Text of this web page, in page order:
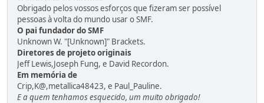
Obrigado pelos vossos esforços que fizeram ser possível
pessoas à volta do mundo usar o SMF.
O pai fundador do SMF
Unknown W. "[Unknown]" Brackets.
Diretores de projeto originais
Jeff Lewis,Joseph Fung, e David Recordon.
Em memória de
Crip,K@,metallica48423, e Paul_Pauline.
E a quem tenhamos esquecido, um muito obrigado!